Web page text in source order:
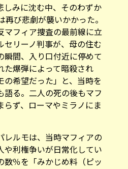
しみに沈む中、そのわずか
び悲劇が襲いかかった。
マフィア捜査の最前線に立
セリーノ判事が、母の住む
瞬間、入り口付近に停めて
た爆弾によって暗殺され
の希望だった」と、当時を
語る。二人の死の後もマフ
らず、ローマやミラノにま
レルモは、当時マフィアの
や利権争いが日常化してい
数％を「みかじめ料（ピッ